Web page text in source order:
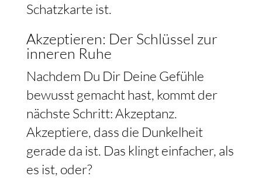
Schatzkarte ist.
Akzeptieren: Der Schlüssel zur
inneren Ruhe
Nachdem Du Dir Deine Gefühle
bewusst gemacht hast, kommt der
nächste Schritt: Akzeptanz.
Akzeptiere, dass die Dunkelheit
gerade da ist. Das klingt einfacher, als
es ist, oder?